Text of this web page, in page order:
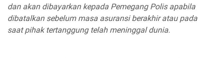
dan akan dibayarkan kepada Pemegang Polis apabila
dibatalkan sebelum masa asuransi berakhir atau pada
saat pihak tertanggung telah meninggal dunia.